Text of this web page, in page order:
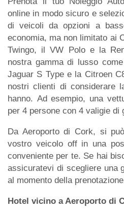
online in modo sicuro e
di veicoli da opzioni a
economia, ma non limitato ai
Twingo, il VW Polo e la
nostra gamma di lusso
Jaguar S Type e la Citroen
nostri clienti di considerare
hanno. Ad esempio, una
per 4 persone con 4 valigie di
Da Aeroporto di Cork, si
vostro veicolo off in una
conveniente per te. Se hai
assicuratevi di scegliere una
al momento della
Hotel vicino a Aeroporto di